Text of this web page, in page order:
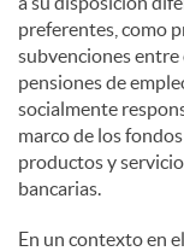
preferentes, como
subvenciones entre
pensiones de
socialmente
marco de los
productos y
bancarias.
En un contexto en